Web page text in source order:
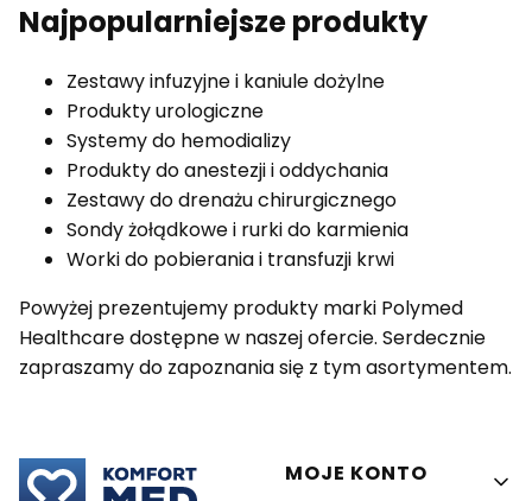
Najpopularniejsze produkty
Zestawy infuzyjne i kaniule dożylne
Produkty urologiczne
Systemy do hemodializy
Produkty do anestezji i oddychania
Zestawy do drenażu chirurgicznego
Sondy żołądkowe i rurki do karmienia
Worki do pobierania i transfuzji krwi
Powyżej prezentujemy produkty marki Polymed
Healthcare dostępne w naszej ofercie. Serdecznie
zapraszamy do zapoznania się z tym asortymentem.
Linki w stopce
MOJE KONTO